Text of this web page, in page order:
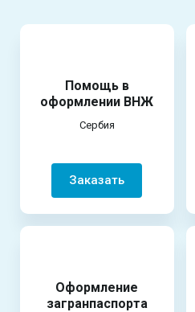
Помощь в
оформлении ВНЖ
Сербия
Заказать
Оформление
загранпаспорта